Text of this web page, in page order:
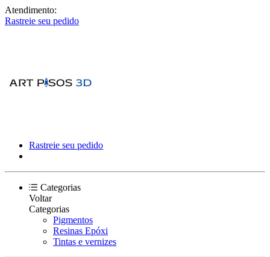
Atendimento:
Rastreie seu pedido
Rastreie seu pedido
Categorias
Voltar
Categorias
Pigmentos
Resinas Epóxi
Tintas e vernizes